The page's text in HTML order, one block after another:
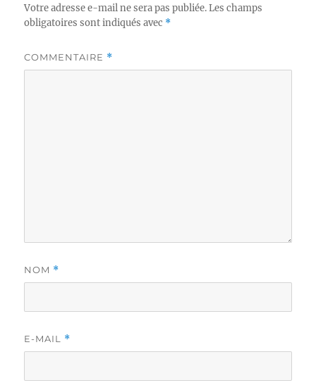
Votre adresse e-mail ne sera pas publiée. Les champs
obligatoires sont indiqués avec *
COMMENTAIRE *
NOM *
E-MAIL *